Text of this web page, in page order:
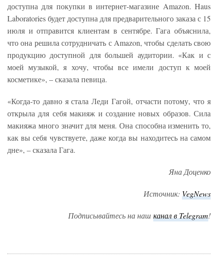
доступна для покупки в интернет-магазине Amazon. Haus
Laboratories будет доступна для предварительного заказа с 15
июля и отправится клиентам в сентябре. Гага объяснила,
что она решила сотрудничать с Amazon, чтобы сделать свою
продукцию доступной для большей аудитории. «Как и с
моей музыкой, я хочу, чтобы все имели доступ к моей
косметике», – сказала певица.
«Когда-то давно я стала Леди Гагой, отчасти потому, что я
открыла для себя макияж и создание новых образов. Сила
макияжа много значит для меня. Она способна изменить то,
как вы себя чувствуете, даже когда вы находитесь на самом
дне», – сказала Гага.
Яна Доценко
Источник: VegNews
Подписывайтесь на наш канал в Telegram!